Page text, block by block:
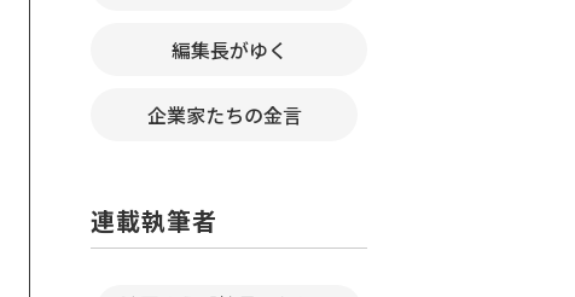
編集長がゆく
企業家たちの金言
連載執筆者